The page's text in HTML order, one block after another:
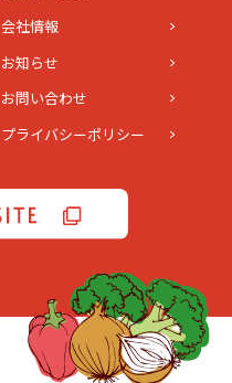
会社情報
お知らせ
お問い合わせ
プライバシーポリシー